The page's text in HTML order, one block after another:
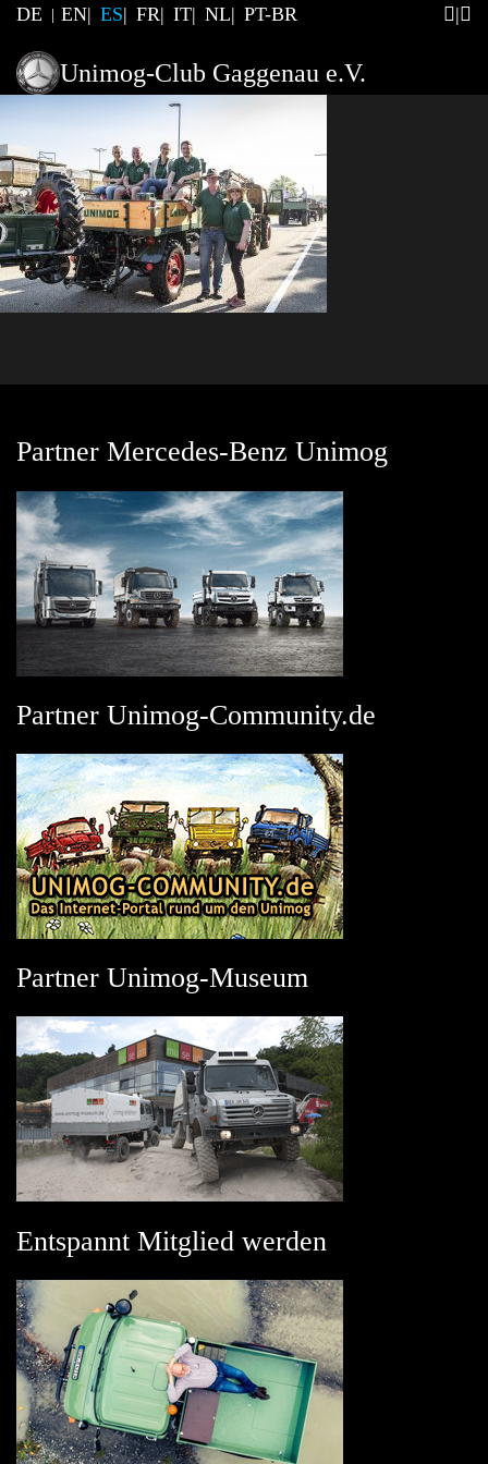
DE EN ES FR IT NL PT-BR
Unimog-Club Gaggenau e.V.
Partner Mercedes-Benz Unimog
Partner Unimog-Community.de
Partner Unimog-Museum
Entspannt Mitglied werden